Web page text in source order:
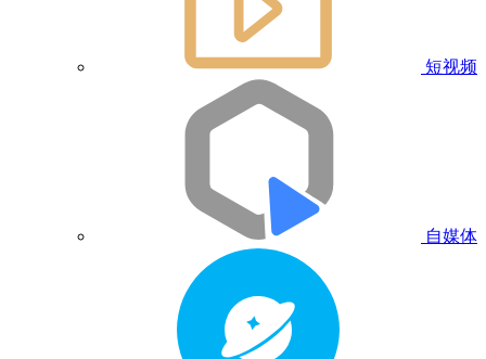
短视频
自媒体